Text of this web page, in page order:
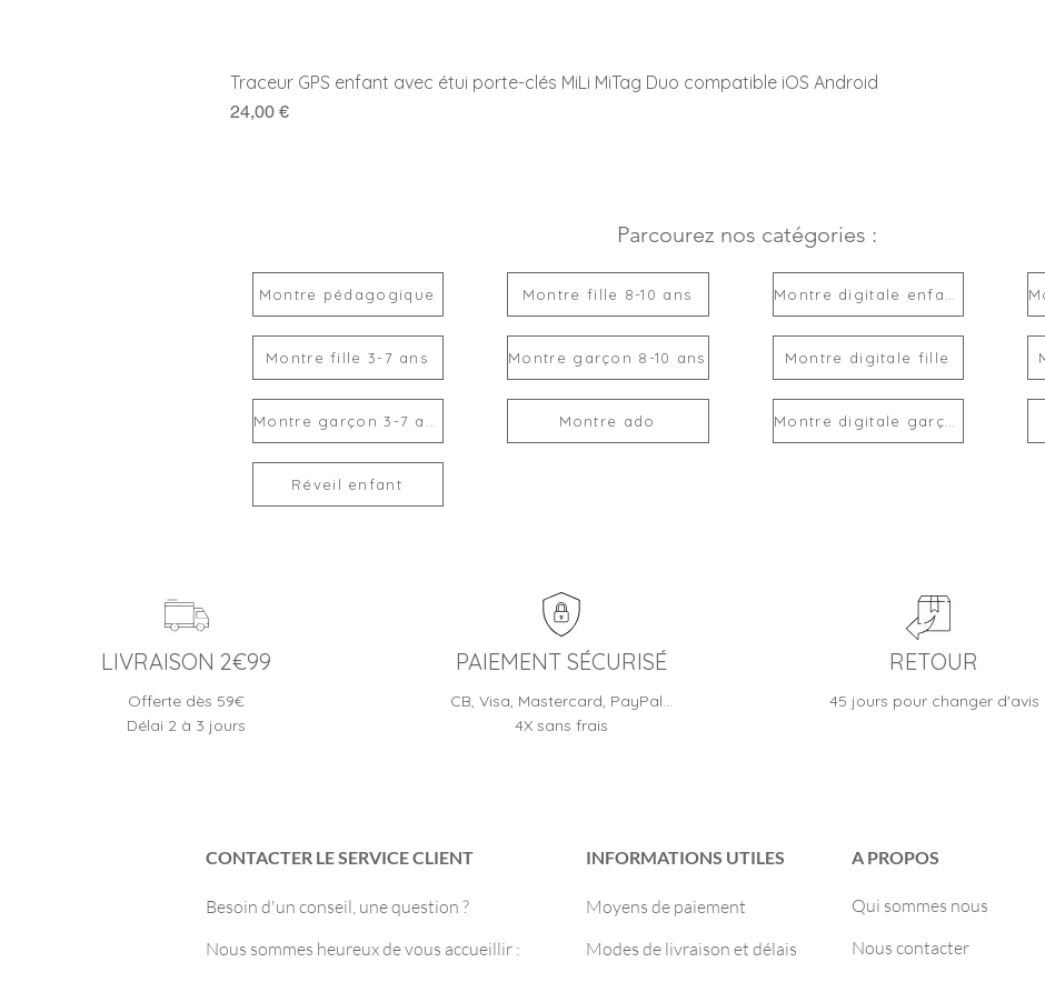
Traceur GPS enfant avec étui porte-clés MiLi MiTag Duo compatible iOS Android
Prix
24,00 €
Parcourez nos catégories :
Montre pédagogique
Montre fille 3-7 ans
Montre fille 8-10 ans
Montre garçon 8-10 ans
Montre ado
Montre digitale fille
Réveil enfant
LIVRAISON 2€99
Offerte dès 59€
Délai 2 à 3 jours
PAIEMENT SÉCURISÉ
CB, Visa, Mastercard, PayPal…
4X sans frais
RETOUR
45 jours pour changer d'avis
CONTACTER LE SERVICE CLIENT
Besoin d'un conseil, une question ?
Nous sommes heureux de vous accueillir :
INFORMATIONS UTILES
Moyens de paiement
Modes de livraison et délais
A PROPOS
Qui sommes nous
Nous contacter